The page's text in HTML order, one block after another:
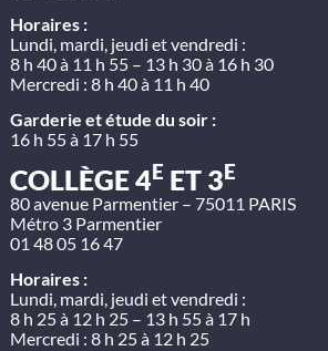
Horaires :
Lundi, mardi, jeudi et vendredi :
8 h 40 à 11 h 55 – 13 h 30 à 16 h 30
Mercredi : 8 h 40 à 11 h 40
Garderie et étude du soir :
16 h 55 à 17 h 55
COLLÈGE 4E ET 3E
80 avenue Parmentier – 75011 PARIS
Métro 3 Parmentier
01 48 05 16 47
Horaires :
Lundi, mardi, jeudi et vendredi :
8 h 25 à 12 h 25 – 13 h 55 à 17 h
Mercredi : 8 h 25 à 12 h 25